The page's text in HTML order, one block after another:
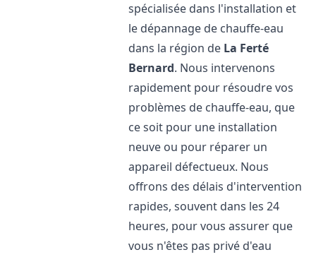
spécialisée dans l'installation et
le dépannage de chauffe-eau
dans la région de La Ferté
Bernard. Nous intervenons
rapidement pour résoudre vos
problèmes de chauffe-eau, que
ce soit pour une installation
neuve ou pour réparer un
appareil défectueux. Nous
offrons des délais d'intervention
rapides, souvent dans les 24
heures, pour vous assurer que
vous n'êtes pas privé d'eau